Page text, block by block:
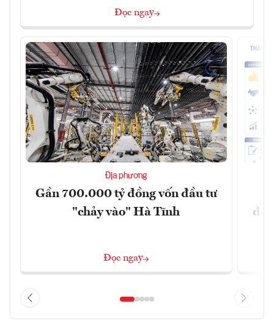
Đọc ngay
Địa phương
Gần 700.000 tỷ đồng vốn đầu tư
"chảy vào" Hà Tĩnh
Đọc ngay